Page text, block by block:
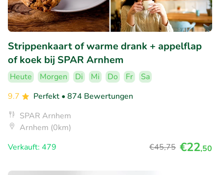
Strippenkaart of warme drank + appelflap
of koek bij SPAR Arnhem
Heute Morgen Di Mi Do Fr
Sa
9.7
Perfekt • 874 Bewertungen
SPAR Arnhem
Arnhem (0km)
Verkauft: 479
€45,75 €22,50